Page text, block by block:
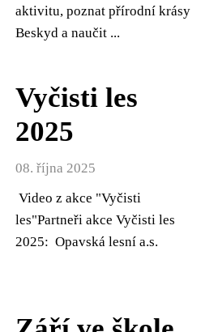
aktivitu, poznat přírodní krásy
Beskyd a naučit ...
Vyčisti les
2025
08. října 2025
Video z akce "Vyčisti
les"Partneři akce Vyčisti les
2025: Opavská lesní a.s.